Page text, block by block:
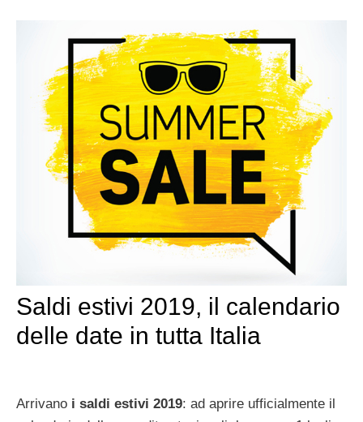
Saldi estivi 2019, il calendario
delle date in tutta Italia
Arrivano i saldi estivi 2019: ad aprire ufficialmente il